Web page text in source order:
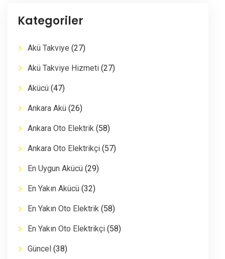
Kategoriler
Akü Takviye (27)
Akü Takviye Hizmeti (27)
Akücü (47)
Ankara Akü (26)
Ankara Oto Elektrik (58)
Ankara Oto Elektrikçi (57)
En Uygun Akücü (29)
En Yakın Akücü (32)
En Yakın Oto Elektrik (58)
En Yakın Oto Elektrikçi (58)
Güncel (38)